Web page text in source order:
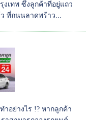
เทพ ซึ่งลูกค้าที่อยู่แถว
ที่ถนนลาดพร้าว...
ำอย่างไร !? หากลูกค้า